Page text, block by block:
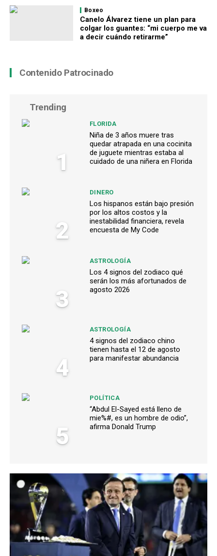
Boxeo
Canelo Álvarez tiene un plan para
colgar los guantes: “mi cuerpo me va
a decir cuándo retirarme”
Contenido Patrocinado
Trending
1
FLORIDA
Niña de 3 años muere tras
quedar atrapada en una cocinita
de juguete mientras estaba al
cuidado de una niñera en Florida
2
DINERO
Los hispanos están bajo presión
por los altos costos y la
inestabilidad financiera, revela
encuesta de My Code
3
ASTROLOGÍA
Los 4 signos del zodiaco qué
serán los más afortunados de
agosto 2026
4
ASTROLOGÍA
4 signos del zodiaco chino
tienen hasta el 12 de agosto
para manifestar abundancia
5
POLÍTICA
“Abdul El-Sayed está lleno de
mie%#, es un hombre de odio”,
afirma Donald Trump